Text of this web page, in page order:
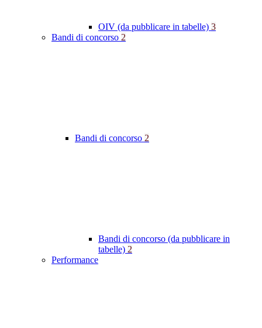
OIV (da pubblicare in tabelle) 3
Bandi di concorso 2
Bandi di concorso 2
Bandi di concorso (da pubblicare in
tabelle) 2
Performance